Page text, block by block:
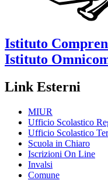
Istituto
Istituto
Link Esterni
MIUR
Ufficio Scolastico
Ufficio Scolastico
Scuola in Chiaro
Iscrizioni On Line
Invalsi
Comune